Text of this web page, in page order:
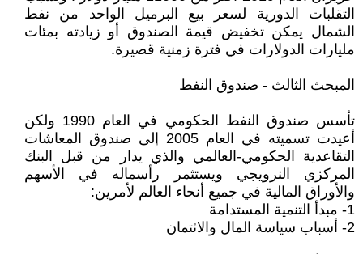
التقلبات الدورية لسعر بيع البرميل الواحد من نفط
الشمال يمكن تخفيض قيمة الصندوق أو زيادته بمئات
مليارات الدولارات في فترة زمنية قصيرة.
المبحث الثالث - صندوق النفط
تأسس صندوق النفط الحكومي في العام 1990 ولكن
أعيدت تسميته في العام 2005 إلى صندوق المعاشات
التقاعدية الحكومي-العالمي والذي يدار من قبل البنك
المركزي النرويجي ويستثمر رأسماله في الأسهم
والأوراق المالية في جميع أنحاء العالم لأمرين:
1- مبدأ التنمية المستدامة
2- أسباب سياسة المال والائتمان